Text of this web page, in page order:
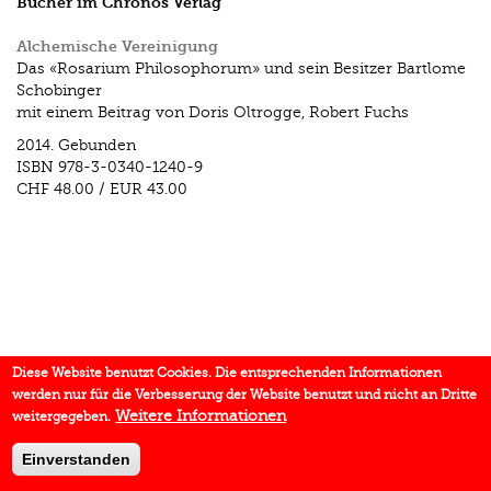
Alchemische Vereinigung
Das «Rosarium Philosophorum» und sein Besitzer Bartlome
Schobinger
mit einem Beitrag von Doris Oltrogge, Robert Fuchs
2014. Gebunden
ISBN 978-3-0340-1240-9
CHF 48.00 / EUR 43.00
Diese Website benutzt Cookies. Die entsprechenden Informationen
werden nur für die Verbesserung der Website benutzt und nicht an Dritte
weitergegeben. Weitere Informationen
Einverstanden